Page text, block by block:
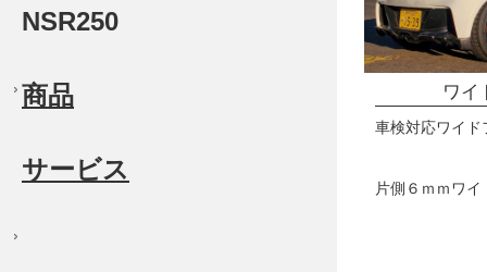
ワイ
車検対応ワイド
片側６ｍｍワイ
NSR250
商品
サービス